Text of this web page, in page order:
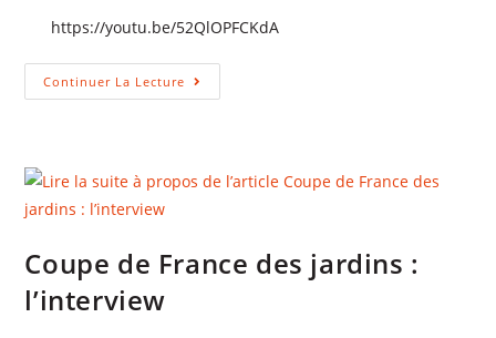
https://youtu.be/52QlOPFCKdA
Continuer La Lecture La
Nouvelle
TV
Est
Coupe de France des jardins :
l’interview